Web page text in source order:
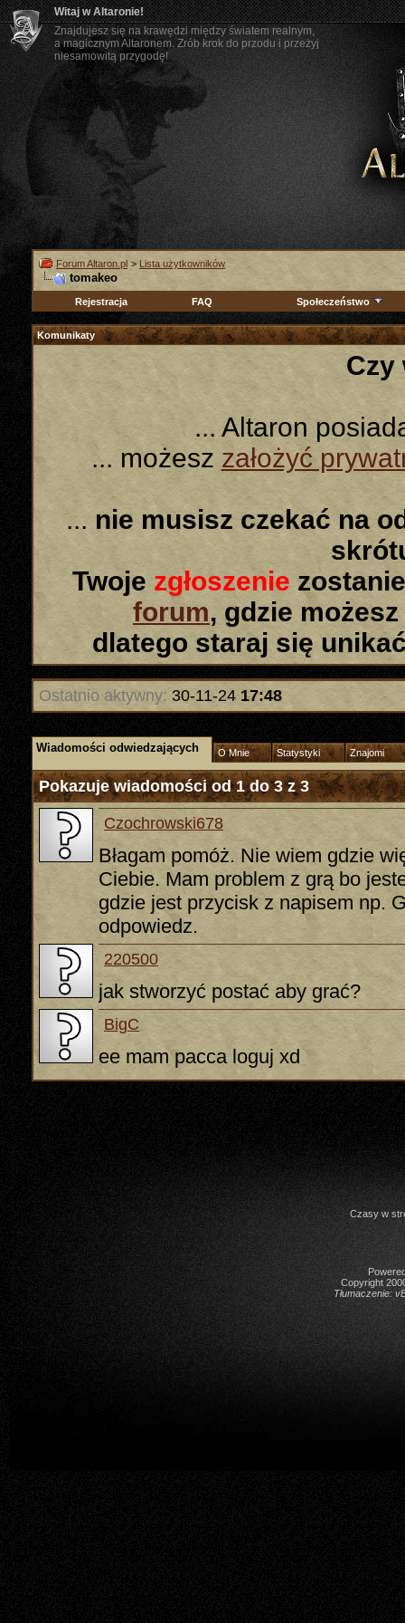
Witaj w Altaronie!
Znajdujesz się na krawędzi między światem realnym,
a magicznym Altaronem. Zrób krok do przodu i przeżyj
niesamowitą przygodę!
Forum Altaron.pl > Lista użytkowników
tomakeo
Rejestracja FAQ Społeczeństwo
Komunikaty
Czy
... Altaron
... możeszzałożyć
... nie musisz czekać na
Twoje zgłoszenie
forum, gdzie
dlatego staraj się
Ostatnio aktywny: 30-11-24 17:48
Wiadomości odwiedzających O Mnie Statystyki Znajomi
Pokazuje wiadomości od 1 do3z3
Czochrowski678
Błagam pomóż. Nie wiem gdzie
Ciebie. Mam problem z grą bo
gdzie jest przycisk z napisem np.
odpowiedz.
220500
jak stworzyć postać aby grać?
BigC
ee mam pacca loguj xd
Czasy w
Copyright
Tłumaczenie: